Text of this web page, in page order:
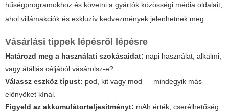
hűségprogramokhoz és követni a gyártók közösségi média oldalait,
ahol villámakciók és exkluzív kedvezmények jelenhetnek meg.
Vásárlási tippek lépésről lépésre
Határozd meg a használati szokásaidat: napi használat, alkalmi,
vagy átállás céljából vásárolsz-e?
Válassz eszköz típust: pod, kit vagy mod — mindegyik más
előnyöket kínál.
Figyeld az akkumulátorteljesítményt: mAh érték, cserélhetőség